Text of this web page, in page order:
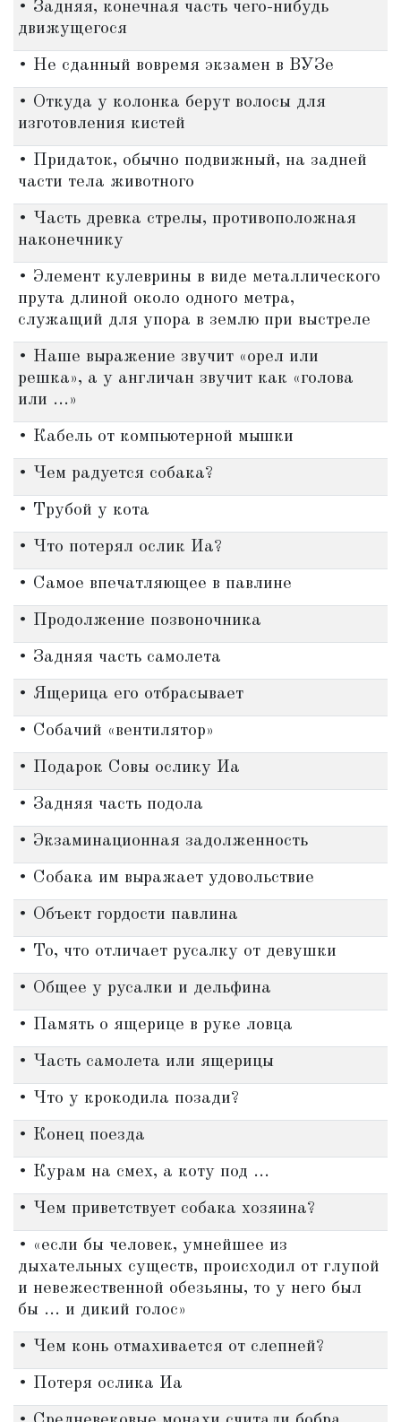
• Задняя, конечная часть чего-нибудь
движущегося
• Не сданный вовремя экзамен в ВУЗе
• Откуда у колонка берут волосы для
изготовления кистей
• Придаток, обычно подвижный, на задней
части тела животного
• Часть древка стрелы, противоположная
наконечнику
• Элемент кулеврины в виде металлического
прута длиной около одного метра,
служащий для упора в землю при выстреле
• Наше выражение звучит «орел или
решка», а у англичан звучит как «голова
или ...»
• Кабель от компьютерной мышки
• Чем радуется собака?
• Трубой у кота
• Что потерял ослик Иа?
• Самое впечатляющее в павлине
• Продолжение позвоночника
• Задняя часть самолета
• Ящерица его отбрасывает
• Собачий «вентилятор»
• Подарок Совы ослику Иа
• Задняя часть подола
• Экзаминационная задолженность
• Собака им выражает удовольствие
• Объект гордости павлина
• То, что отличает русалку от девушки
• Общее у русалки и дельфина
• Память о ящерице в руке ловца
• Часть самолета или ящерицы
• Что у крокодила позади?
• Конец поезда
• Курам на смех, а коту под ...
• Чем приветствует собака хозяина?
• «если бы человек, умнейшее из
дыхательных существ, происходил от глупой
и невежественной обезьяны, то у него был
бы ... и дикий голос»
• Чем конь отмахивается от слепней?
• Потеря ослика Иа